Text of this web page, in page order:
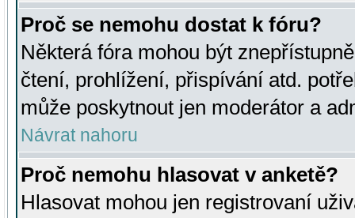
Proč se nemohu dostat k fóru?
Některá fóra mohou být
čtení, prohlížení, přispívání atd.
může poskytnout jen moderátor a
Návrat nahoru
Proč nemohu hlasovat v anketě?
Hlasovat mohou jen registrovaní